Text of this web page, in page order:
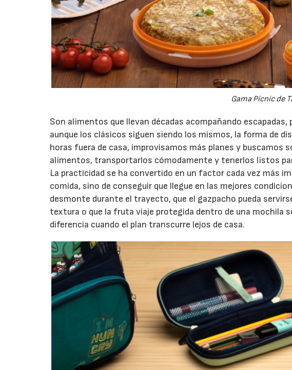
Gama Pícnic de
Son alimentos que llevan décadas acompañando
aunque los clásicos siguen siendo los mismos, la forma de
horas fuera de casa, improvisamos más planes y buscamos
alimentos, transportarlos cómodamente y tenerlos listos
La practicidad se ha convertido en un factor cada vez más
comida, sino de conseguir que llegue en las mejores
desmonte durante el trayecto, que el gazpacho pueda
textura o que la fruta viaje protegida dentro de una mochila
diferencia cuando el plan transcurre lejos de casa.